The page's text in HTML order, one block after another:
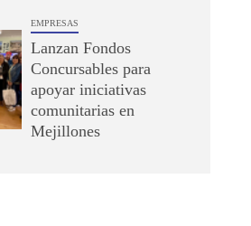
EMPRESAS
Lanzan Fondos
Concursables para
apoyar iniciativas
comunitarias en
Mejillones